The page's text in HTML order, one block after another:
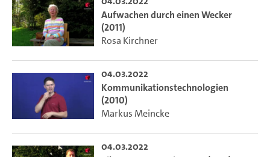
Aufwachen durch einen Wecker
(2011)
Rosa Kirchner
04.03.2022
Kommunikationstechnologien
(2010)
Markus Meincke
04.03.2022